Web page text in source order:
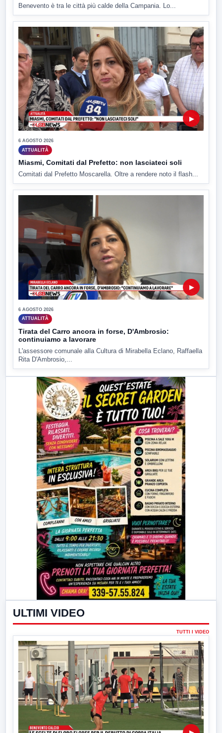
Benevento è tra le città più calde della Campania. Lo...
▶
6 AGOSTO 2026
ATTUALITÀ
Miasmi, Comitati dal Prefetto: non lasciateci soli
Comitati dal Prefetto Moscarella. Oltre a rendere noto il flash...
▶
6 AGOSTO 2026
ATTUALITÀ
Tirata del Carro ancora in forse, D'Ambrosio:
continuiamo a lavorare
L'assessore comunale alla Cultura di Mirabella Eclano, Raffaella
Rita D'Ambrosio,...
ULTIMI VIDEO
TUTTI I VIDEO